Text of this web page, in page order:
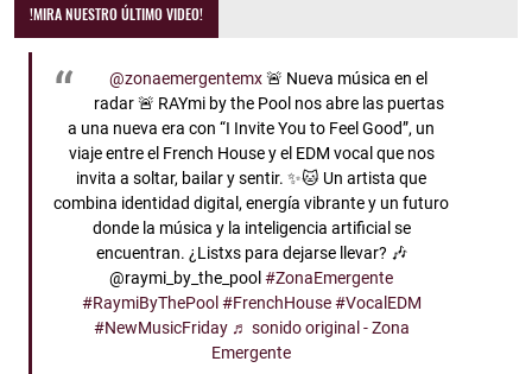
!MIRA NUESTRO ÚLTIMO VIDEO!
@zonaemergentemx🚨 Nueva música en el
radar 🚨 RAYmi by the Pool nos abre las puertas
a una nueva era con “I Invite You to Feel Good”, un
viaje entre el French House y el EDM vocal que nos
invita a soltar, bailar y sentir. ✨🐱 Un artista que
combina identidad digital, energía vibrante y un futuro
donde la música y la inteligencia artificial se
encuentran. ¿Listxs para dejarse llevar? 🎶
@raymi_by_the_pool#ZonaEmergente
#RaymiByThePool #FrenchHouse #VocalEDM
#NewMusicFriday ♬ sonido original - Zona
Emergente